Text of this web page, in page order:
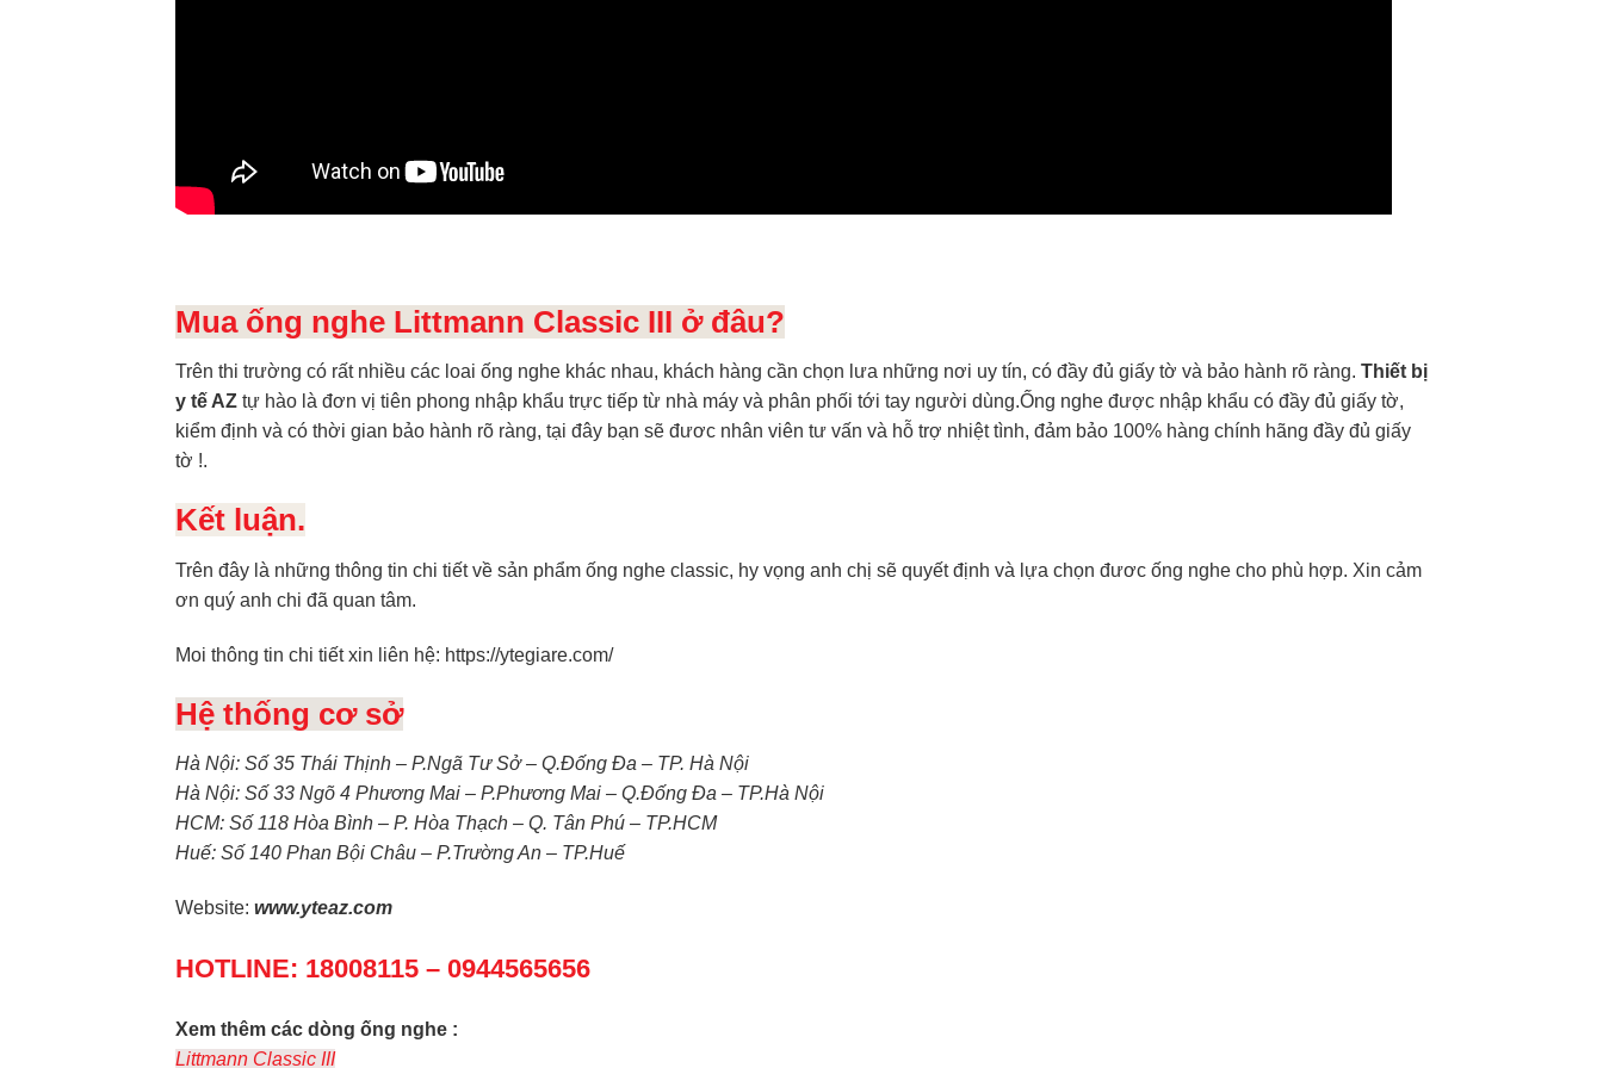
Mua ống nghe Littmann Classic III ở đâu?
Trên thi trường có rất nhiều các loai ống nghe khác nhau, khách hàng cần chọn lưa những nơi uy tín, có đầy đủ giấy tờ và bảo hành rõ ràng. Thiết bị
y tế AZ tự hào là đơn vị tiên phong nhập khẩu trực tiếp từ nhà máy và phân phối tới tay người dùng.Ống nghe được nhập khẩu có đầy đủ giấy tờ,
kiểm định và có thời gian bảo hành rõ ràng, tại đây bạn sẽ đươc nhân viên tư vấn và hỗ trợ nhiệt tình, đảm bảo 100% hàng chính hãng đầy đủ giấy
tờ !.
Kết luận.
Trên đây là những thông tin chi tiết về sản phẩm ống nghe classic, hy vọng anh chị sẽ quyết định và lựa chọn đươc ống nghe cho phù hợp. Xin cảm
ơn quý anh chi đã quan tâm.
Moi thông tin chi tiết xin liên hệ: https://ytegiare.com/
Hệ thống cơ sở
Hà Nội: Số 35 Thái Thịnh – P.Ngã Tư Sở – Q.Đống Đa – TP. Hà Nội
Hà Nội: Số 33 Ngõ 4 Phương Mai – P.Phương Mai – Q.Đống Đa – TP.Hà Nội
HCM: Số 118 Hòa Bình – P. Hòa Thạch – Q. Tân Phú – TP.HCM
Huế: Số 140 Phan Bội Châu – P.Trường An – TP.Huế
Website: www.yteaz.com
HOTLINE: 18008115 – 0944565656
Xem thêm các dòng ống nghe :
Littmann Classic III